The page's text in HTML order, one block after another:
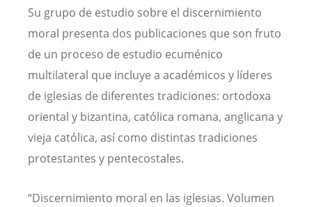
Su grupo de estudio sobre el discernimiento
moral presenta dos publicaciones que son fruto
de un proceso de estudio ecuménico
multilateral que incluye a académicos y líderes
de iglesias de diferentes tradiciones: ortodoxa
oriental y bizantina, católica romana, anglicana y
vieja católica, así como distintas tradiciones
protestantes y pentecostales.
“Discernimiento moral en las iglesias. Volumen